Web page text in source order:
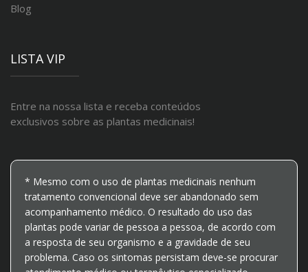
Blog
LISTA VIP
Entre na nossa lista e receba conteúdos
exclusivos sobre as plantas medicinais!
* Mesmo com o uso de plantas medicinais nenhum
tratamento convencional deve ser abandonado sem
acompanhamento médico. O resultado do uso das
plantas pode variar de pessoa a pessoa, de acordo com
a resposta de seu organismo e a gravidade de seu
problema. Caso os sintomas persistam deve-se procurar